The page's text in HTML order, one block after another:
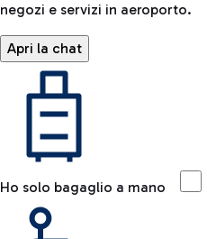
negozi e servizi in aeroporto.
Apri la chat
Ho solo bagaglio a mano